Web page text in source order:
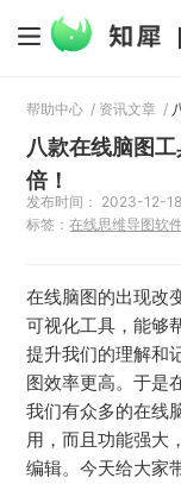
帮助中心 / 资讯文章 /
八款在线脑图
倍！
发布时间： 2023-12-18
标签：在线思维导图软
在线脑图的出现改
可视化工具，能够
提升我们的理解和
图效率更高。于是
我们有众多的在线
用，而且功能强大
编辑。今天给大家